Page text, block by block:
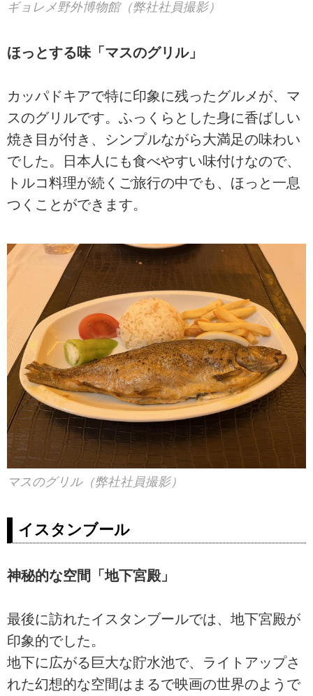
ギョレメ野外博物館（弊社社員撮影）
ほっとする味「マスのグリル」
カッパドキアで特に印象に残ったグルメが、マ
スのグリルです。ふっくらとした身に香ばしい
焼き目が付き、シンプルながら大満足の味わい
でした。日本人にも食べやすい味付けなので、
トルコ料理が続くご旅行の中でも、ほっと一息
つくことができます。
マスのグリル（弊社社員撮影）
イスタンブール
神秘的な空間「地下宮殿」
最後に訪れたイスタンブールでは、地下宮殿が
印象的でした。
地下に広がる巨大な貯水池で、ライトアップさ
れた幻想的な空間はまるで映画の世界のようで